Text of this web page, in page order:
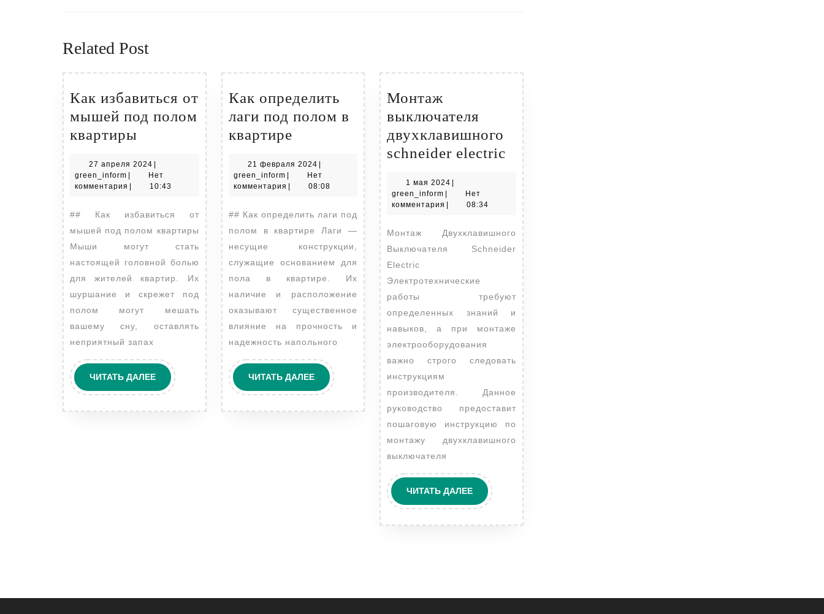
Related Post
Как избавиться от
мышей под полом
квартиры
избавиться
от
мышей
под
полом
квартиры
27 апреля 2024 27
апреля
2024
|
green_inform green_inform
|
Нет
комментария | 10:43
## Как избавиться от
мышей под полом квартиры
Мыши могут стать
настоящей головной болью
для жителей квартир. Их
шуршание и скрежет под
полом могут мешать
вашему сну, оставлять
неприятный запах
ЧИТАТЬ ДАЛЕЕЧИТАТЬ
ДАЛЕЕ
Как определить
лаги под полом в
квартиреКак
определить
лаги
под
в
квартире
21 февраля 202421
февраля
2024
|
green_informgreen_inform
|
Нет
комментария | 08:08
## Как определить лаги под
полом в квартире Лаги —
несущие конструкции,
служащие основанием для
пола в квартире. Их
наличие и расположение
оказывают существенное
влияние на прочность и
надежность напольного
ЧИТАТЬ ДАЛЕЕЧИТАТЬ
ДАЛЕЕ
Монтаж
выключателя
двухклавишного
schneider electric Монтаж
выключателя
двухклавишного
schneider
electric
1 мая 2024 1
2024
|
green_inform green_inform
|
Нет
комментария | 08:34
Монтаж Двухклавишного
Выключателя Schneider
Electric
Электротехнические
работы требуют
определенных знаний и
навыков, а при монтаже
электрооборудования
важно строго следовать
инструкциям
производителя. Данное
руководство предоставит
пошаговую инструкцию по
монтажу двухклавишного
выключателя
ЧИТАТЬ ДАЛЕЕЧИТАТЬ
ДАЛЕЕ